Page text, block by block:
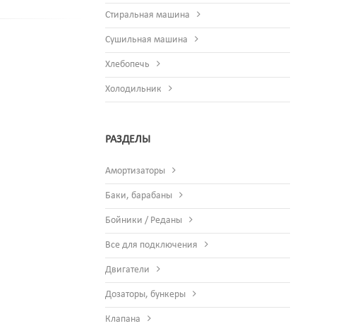
Стиральная машина
Сушильная машина
Хлебопечь
Холодильник
РАЗДЕЛЫ
Амортизаторы
Баки, барабаны
Бойники / Реданы
Все для подключения
Двигатели
Дозаторы, бункеры
Клапана